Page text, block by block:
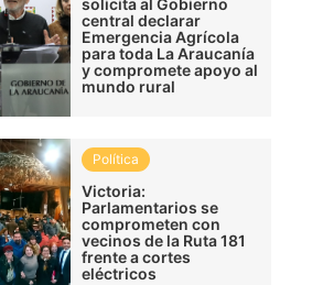
central declarar
Emergencia Agrícola
para toda La Araucanía
y compromete apoyo al
mundo rural
Política
Victoria:
Parlamentarios se
comprometen con
vecinos de la Ruta 181
frente a cortes
eléctricos